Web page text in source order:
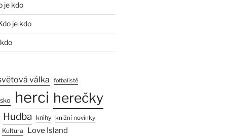
je kdo
je kdo
válka fotbalisté
herci herečky
Hudba knihy knižní novinky
Kultura Love Island